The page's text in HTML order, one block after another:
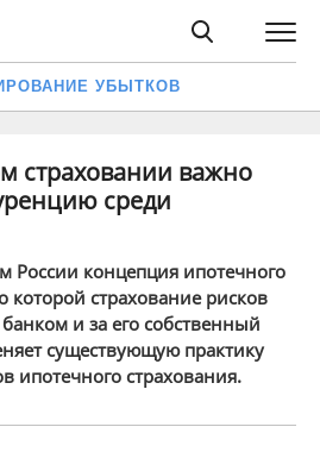
УБЫТКОВ
страховании важно
среди
России концепция ипотечного
которой страхование рисков
и за его собственный
существующую практику
ипотечного страхования.